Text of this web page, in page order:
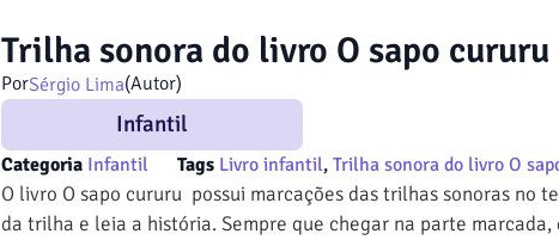
Trilha sonora do livro O sapo cururu
PorSérgio Lima(Autor)
Infantil
Categoria Infantil Tags Livro infantil,Trilha sonora do livro O
O livro O sapo cururu possui marcações das trilhas sonoras no
da trilha e leia a história. Sempre que chegar na parte